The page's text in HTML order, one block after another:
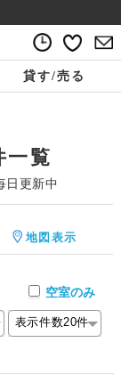
貸す/売る
一覧
日更新中
地図表示
空室のみ